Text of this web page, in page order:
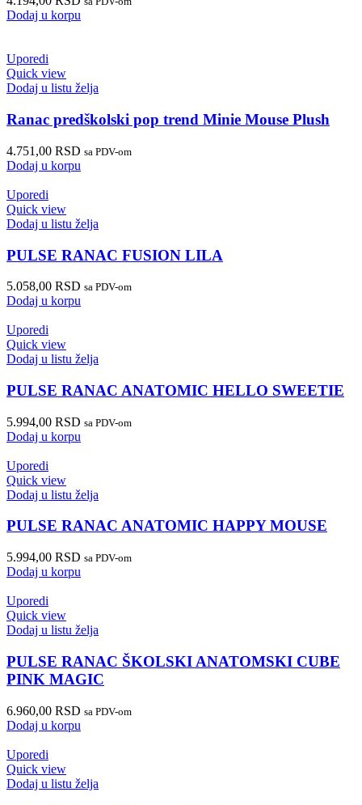
Dodaj u korpu
Uporedi
Quick view
Dodaj u listu želja
Ranac predškolski pop trend Minie Mouse Plush
4.751,00 RSD sa PDV-om
Dodaj u korpu
Uporedi
Quick view
Dodaj u listu želja
PULSE RANAC FUSION LILA
5.058,00 RSD sa PDV-om
Dodaj u korpu
Uporedi
Quick view
Dodaj u listu želja
PULSE RANAC ANATOMIC HELLO SWEETIE
5.994,00 RSD sa PDV-om
Dodaj u korpu
Uporedi
Quick view
Dodaj u listu želja
PULSE RANAC ANATOMIC HAPPY MOUSE
5.994,00 RSD sa PDV-om
Dodaj u korpu
Uporedi
Quick view
Dodaj u listu želja
PULSE RANAC ŠKOLSKI ANATOMSKI CUBE
PINK MAGIC
6.960,00 RSD sa PDV-om
Dodaj u korpu
Uporedi
Quick view
Dodaj u listu želja